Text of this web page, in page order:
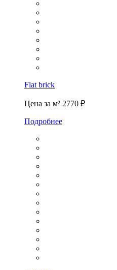
Flat brick
Цена за м² 2770 ₽
Подробнее